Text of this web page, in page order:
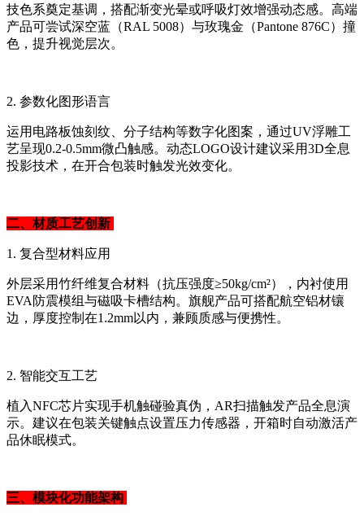
技色系奠定基调，搭配渐变光晕或呼吸灯效增强动态感。高端
产品可尝试深空蓝（RAL 5008）与玫瑰金（Pantone 876C）撞
色，提升视觉层次。
2. 参数化图形语言
运用电路板蚀刻纹、分子结构等数字化图案，通过UV浮雕工
艺呈现0.2-0.5mm微凸触感。动态LOGO设计建议采用3D全息
投影技术，在开合包装时触发光效变化。
二、材质工艺创新
1. 复合型材料应用
外层采用竹纤维复合材料（抗压强度≥50kg/cm²），内衬使用
EVA防震模组与磁吸卡槽结构。旗舰产品可搭配航空铝材镶
边，厚度控制在1.2mm以内，兼顾质感与便携性。
2. 智能交互工艺
植入NFC芯片实现手机触碰验真伪，AR扫描触发产品全息演
示。建议在包装关键触点设置压力传感器，开箱时自动激活产
品休眠模式。
三、模块化功能架构